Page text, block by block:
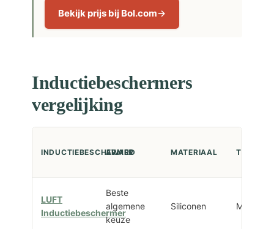
Bekijk prijs bij Bol.com
Inductiebeschermers
vergelijking
INDUCTIEBESCHERMER
AWARD MATERIAAL TYPE
LUFT
Inductiebeschermer
Beste
algemene
keuze
Siliconen Mat